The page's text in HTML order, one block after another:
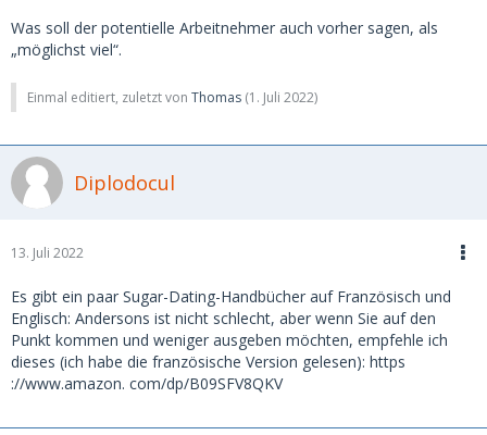
Was soll der potentielle Arbeitnehmer auch vorher sagen, als
„möglichst viel“.
Einmal editiert, zuletzt von Thomas (1. Juli 2022)
Diplodocul
13. Juli 2022
Es gibt ein paar Sugar-Dating-Handbücher auf Französisch und
Englisch: Andersons ist nicht schlecht, aber wenn Sie auf den
Punkt kommen und weniger ausgeben möchten, empfehle ich
dieses (ich habe die französische Version gelesen): https
://www.amazon. com/dp/B09SFV8QKV